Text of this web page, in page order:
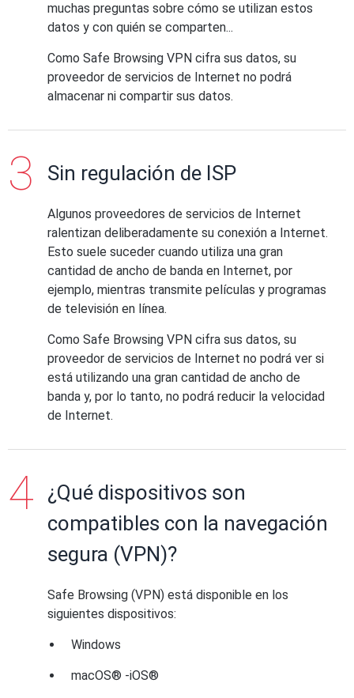
muchas preguntas sobre cómo se utilizan estos
datos y con quién se comparten...
Como Safe Browsing VPN cifra sus datos, su
proveedor de servicios de Internet no podrá
almacenar ni compartir sus datos.
Sin regulación de ISP
Algunos proveedores de servicios de Internet
ralentizan deliberadamente su conexión a Internet.
Esto suele suceder cuando utiliza una gran
cantidad de ancho de banda en Internet, por
ejemplo, mientras transmite películas y programas
de televisión en línea.
Como Safe Browsing VPN cifra sus datos, su
proveedor de servicios de Internet no podrá ver si
está utilizando una gran cantidad de ancho de
banda y, por lo tanto, no podrá reducir la velocidad
de Internet.
¿Qué dispositivos son
compatibles con la navegación
segura (VPN)?
Safe Browsing (VPN) está disponible en los
siguientes dispositivos:
Windows
macOS® -iOS®